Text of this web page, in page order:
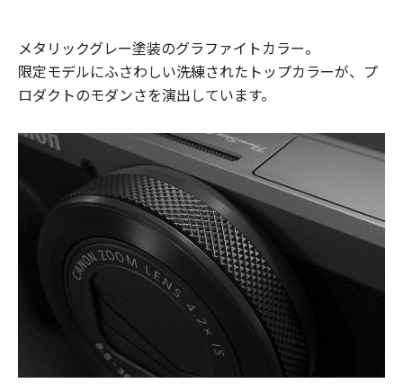
メタリックグレー塗装のグラファイトカラー。
限定モデルにふさわしい洗練されたトップカラーが、プ
ロダクトのモダンさを演出しています。